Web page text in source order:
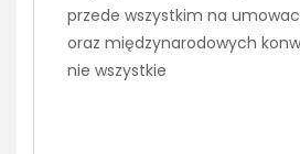
przede wszystkim na
oraz międzynarodowych
nie wszystkie